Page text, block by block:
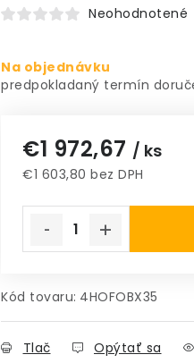
Neohodnotené
Na objednávku
€1 972,67 / ks
€1 603,80 bez DPH
Kód tovaru: 4HOFOBX35
Tlač Opýtať sa